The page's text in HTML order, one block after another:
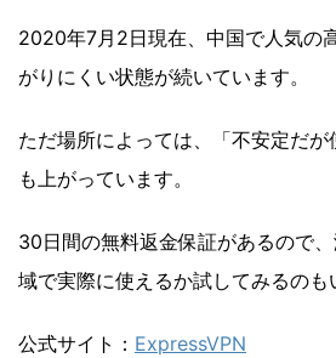
2020年7月2日現在、中国で人気の
がりにくい状態が続いています。
ただ場所によっては、「不安定だ
も上がっています。
30日間の無料返金保証があるので
域で実際に使えるか試してみるのも
公式サイト： ExpressVPN